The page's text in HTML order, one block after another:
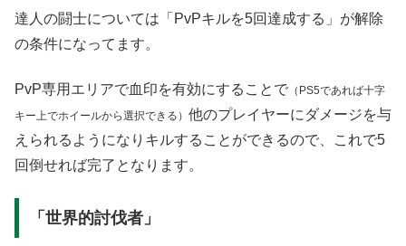
達人の闘士については「PvPキルを5回達成する」が解除
の条件になってます。
PvP専用エリアで血印を有効にすることで （PS5であれば十字
キー上でホイールから選択できる） 他のプレイヤーにダメージを与
えられるようになりキルすることができるので、これで5
回倒せれば完了となります。
「世界的討伐者」